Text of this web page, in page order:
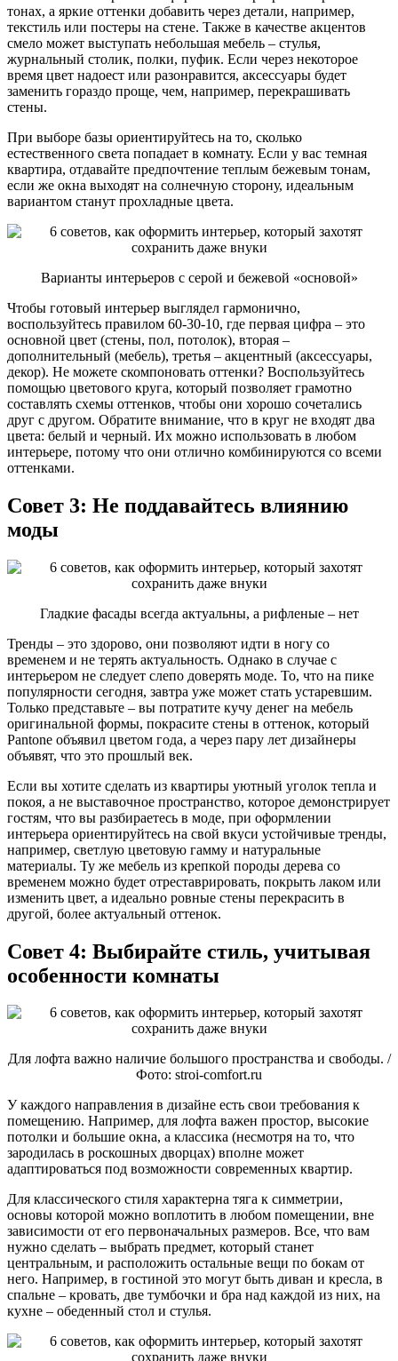
тонах, а яркие оттенки добавить через детали, например,
текстиль или постеры на стене. Также в качестве акцентов
смело может выступать небольшая мебель – стулья,
журнальный столик, полки, пуфик. Если через некоторое
время цвет надоест или разонравится, аксессуары будет
заменить гораздо проще, чем, например, перекрашивать
стены.
При выборе базы ориентируйтесь на то, сколько
естественного света попадает в комнату. Если у вас темная
квартира, отдавайте предпочтение теплым бежевым тонам,
если же окна выходят на солнечную сторону, идеальным
вариантом станут прохладные цвета.
Варианты интерьеров с серой и бежевой «основой»
Чтобы готовый интерьер выглядел гармонично,
воспользуйтесь правилом 60-30-10, где первая цифра – это
основной цвет (стены, пол, потолок), вторая –
дополнительный (мебель), третья – акцентный (аксессуары,
декор). Не можете скомпоновать оттенки? Воспользуйтесь
помощью цветового круга, который позволяет грамотно
составлять схемы оттенков, чтобы они хорошо сочетались
друг с другом. Обратите внимание, что в круг не входят два
цвета: белый и черный. Их можно использовать в любом
интерьере, потому что они отлично комбинируются со всеми
оттенками.
Совет 3: Не поддавайтесь влиянию
моды
Гладкие фасады всегда актуальны, а рифленые – нет
Тренды – это здорово, они позволяют идти в ногу со
временем и не терять актуальность. Однако в случае с
интерьером не следует слепо доверять моде. То, что на пике
популярности сегодня, завтра уже может стать устаревшим.
Только представьте – вы потратите кучу денег на мебель
оригинальной формы, покрасите стены в оттенок, который
Pantone объявил цветом года, а через пару лет дизайнеры
объявят, что это прошлый век.
Если вы хотите сделать из квартиры уютный уголок тепла и
покоя, а не выставочное пространство, которое демонстрирует
гостям, что вы разбираетесь в моде, при оформлении
интерьера ориентируйтесь на свой вкуси устойчивые тренды,
например, светлую цветовую гамму и натуральные
материалы. Ту же мебель из крепкой породы дерева со
временем можно будет отреставрировать, покрыть лаком или
изменить цвет, а идеально ровные стены перекрасить в
другой, более актуальный оттенок.
Совет 4: Выбирайте стиль, учитывая
особенности комнаты
Для лофта важно наличие большого пространства и свободы. /
Фото: stroi-comfort.ru
У каждого направления в дизайне есть свои требования к
помещению. Например, для лофта важен простор, высокие
потолки и большие окна, а классика (несмотря на то, что
зародилась в роскошных дворцах) вполне может
адаптироваться под возможности современных квартир.
Для классического стиля характерна тяга к симметрии,
основы которой можно воплотить в любом помещении, вне
зависимости от его первоначальных размеров. Все, что вам
нужно сделать – выбрать предмет, который станет
центральным, и расположить остальные вещи по бокам от
него. Например, в гостиной это могут быть диван и кресла, в
спальне – кровать, две тумбочки и бра над каждой из них, на
кухне – обеденный стол и стулья.